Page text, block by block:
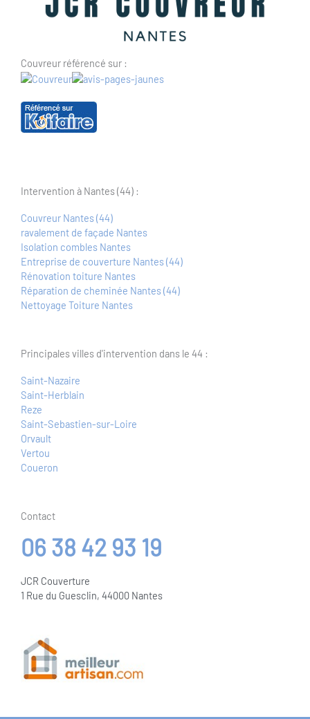
Couvreur référencé sur :
Intervention à Nantes (44) :
Couvreur Nantes (44)
ravalement de façade Nantes
Isolation combles Nantes
Entreprise de couverture Nantes (44)
Rénovation toiture Nantes
Réparation de cheminée Nantes (44)
Nettoyage Toiture Nantes
Principales villes d'intervention dans le 44 :
Saint-Nazaire
Saint-Herblain
Reze
Saint-Sebastien-sur-Loire
Orvault
Vertou
Coueron
Contact
06 38 42 93 19
JCR Couverture
1 Rue du Guesclin, 44000 Nantes